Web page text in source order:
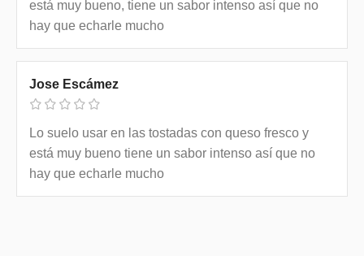
está muy bueno, tiene un sabor intenso así que no
hay que echarle mucho
Jose Escámez
Lo suelo usar en las tostadas con queso fresco y
está muy bueno tiene un sabor intenso así que no
hay que echarle mucho